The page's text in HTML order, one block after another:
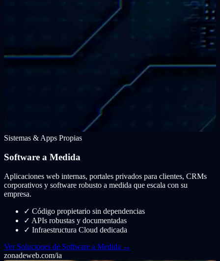
Sistemas & Apps Propias
Software a Medida
Aplicaciones web internas, portales privados para clientes, CRMs
corporativos y software robusto a medida que escala con su
empresa.
✓ Código propietario sin dependencias
✓ APIs robustas y documentadas
✓ Infraestructura Cloud dedicada
Ver Soluciones de Software a Medida →
zonadeweb.com/ia